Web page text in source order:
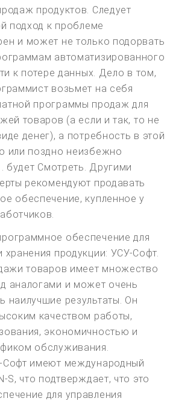
продуктов. Следует
подход к проблеме
и может не только подорвать
автоматизированного
к потере данных. Дело в том,
возьмет на себя
программы продаж для
товаров (а если и так, то не
денег), а потребность в этой
или поздно неизбежно
будет Смотреть. Другими
рекомендуют продавать
обеспечение, купленное у
обеспечение для
хранения продукции: УСУ-Софт.
товаров имеет множество
аналогами и может очень
наилучшие результаты. Он
качеством работы,
экономичностью и
обслуживания.
Софт имеют международный
S, что подтверждает, что это
для управления